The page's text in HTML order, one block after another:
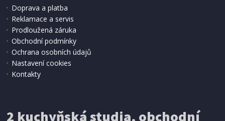
199 Kč Přidat do košíku
Doprava a platba
Reklamace a servis
Prodloužená záruka
Obchodní podmínky
Ochrana osobních údajů
Nastavení cookies
Kontakty
2 kuchyňská studia, obchodní